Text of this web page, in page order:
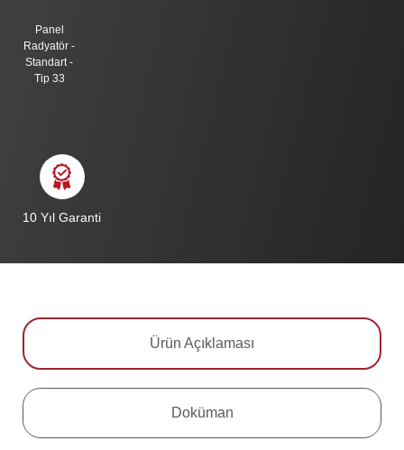
Panel
Radyatör -
Standart -
Tip 33
10 Yıl Garanti
Ürün Açıklaması
Doküman